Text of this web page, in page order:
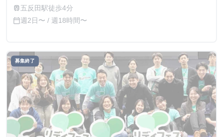
train 五反田駅徒歩4分
calendar_today週2日〜 / 週18時間〜
募集終了